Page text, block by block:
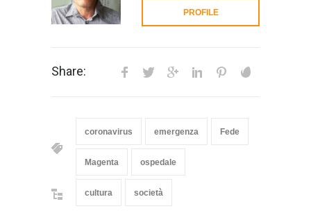
PROFILE
Share:
coronavirus emergenza Fede
Magenta ospedale
cultura società